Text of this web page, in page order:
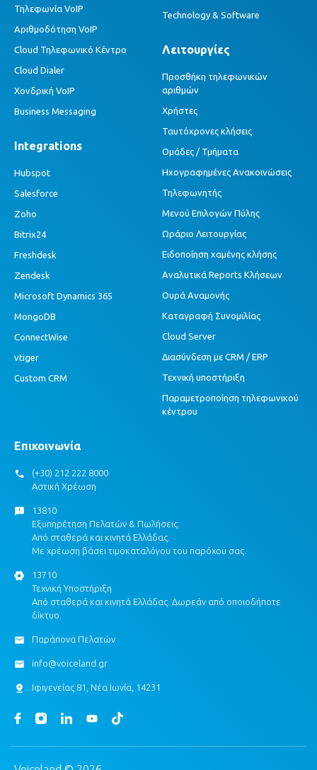
Τηλεφωνία VoIP
Αριθμοδότηση VoIP
Cloud Τηλεφωνικό Κέντρο
Cloud Dialer
Χονδρική VoIP
Business Messaging
Integrations
Hubspot
Salesforce
Zoho
Bitrix24
Freshdesk
Zendesk
Microsoft Dynamics 365
MongoDB
ConnectWise
vtiger
Custom CRM
Technology & Software
Λειτουργίες
Προσθήκη τηλεφωνικών
αριθμών
Χρήστες
Ταυτόχρονες κλήσεις
Ομάδες / Τμήματα
Ηχογραφημένες Ανακοινώσεις
Τηλεφωνητής
Μενού Επιλογών Πύλης
Ωράριο Λειτουργίας
Ειδοποίηση χαμένης κλήσης
Αναλυτικά Reports Κλήσεων
Ουρά Αναμονής
Καταγραφή Συνομιλίας
Cloud Server
Διασύνδεση με CRM / ERP
Τεχνική υποστήριξη
Παραμετροποίηση τηλεφωνικού
κέντρου
Επικοινωνία
(+30) 212 222 8000
Αστική Χρέωση
13810
Εξυπηρέτηση Πελατών & Πωλήσεις.
Από σταθερά και κινητά Ελλάδας.
Με χρέωση βάσει τιμοκαταλόγου του παρόχου σας.
13710
Τεχνική Υποστήριξη
Από σταθερά και κινητά Ελλάδας. Δωρεάν από οποιοδήποτε
δίκτυο.
Παράπονα Πελατών
info@voiceland.gr
Ιφιγενείας 81, Νέα Ιωνία, 14231